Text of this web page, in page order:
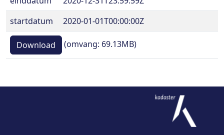
startdatum
2020-01-01T00:00:00Z
Download (omvang: 69.13MB)